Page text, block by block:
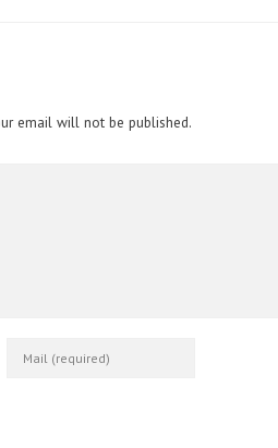
email will not be published.